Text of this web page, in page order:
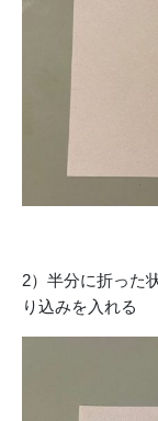
2）半分に折った
り込みを入れる